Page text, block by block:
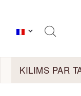
KILIMS PAR